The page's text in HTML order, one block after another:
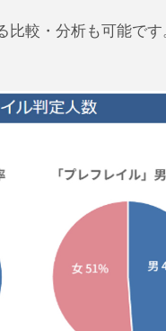
比較・分析も可能です